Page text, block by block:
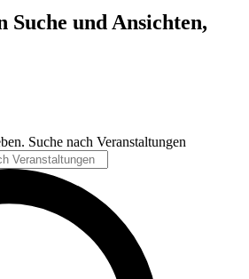
Suche und Ansichten,
Suche nach Veranstaltungen